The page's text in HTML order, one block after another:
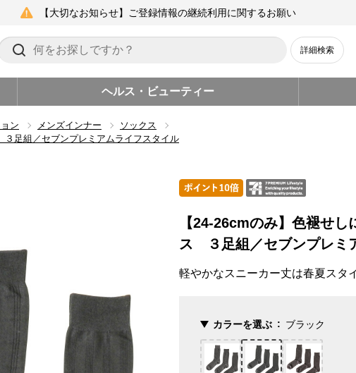
【大切なお知らせ】ご登録情報の継続利用に関するお願い
詳細検索
ヘルス・ビューティー
ン メンズインナー
ソックス
足組／セブンプレミアムライフスタイル
【24-26cmのみ】色褪せ
ス ３足組／セブンプレミ
軽やかなスニーカー丈は春夏スタ
カラーを選ぶ ブラック